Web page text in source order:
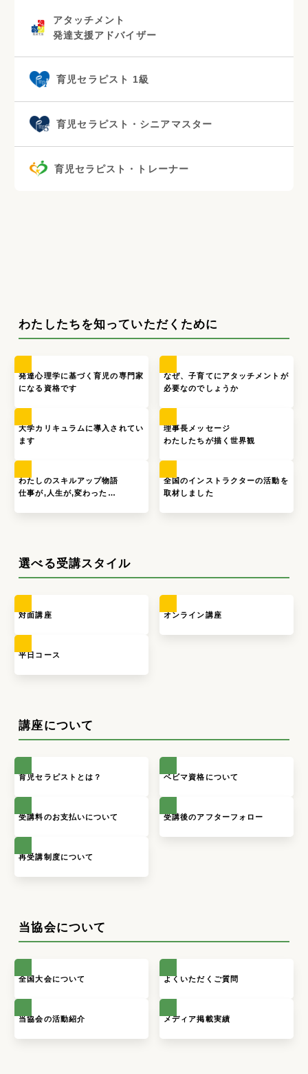
アタッチメント
発達支援アドバイザー
育児セラピスト 1級
育児セラピスト・シニアマスター
育児セラピスト・トレーナー
わたしたちを知っていただくために
発達心理学に基づく育児の専門家
になる資格です
なぜ、子育てにアタッチメントが
必要なのでしょうか
大学カリキュラムに導入されてい
ます
理事長メッセージ
わたしたちが描く世界観
わたしのスキルアップ物語
仕事が,人生が,変わった…
全国のインストラクターの活動を
取材しました
選べる受講スタイル
対面講座 オンライン講座
平日コース
講座について
育児セラピストとは？ ベビマ資格について
受講料のお支払いについて 受講後のアフターフォロー
再受講制度について
当協会について
全国大会について よくいただくご質問
当協会の活動紹介 メディア掲載実績